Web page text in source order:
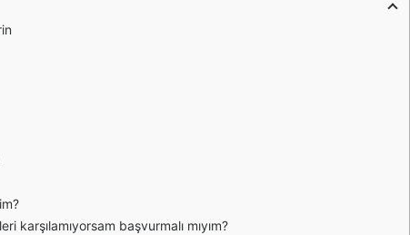
karşılamıyorsam başvurmalı mıyım?